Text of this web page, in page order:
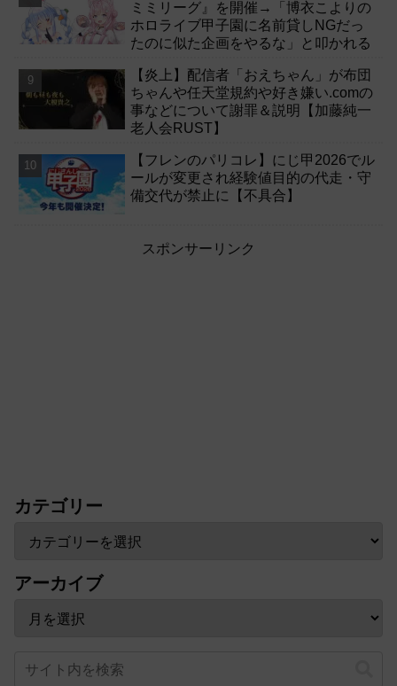
ミミリーグ』を開催→「博衣こよりの
ホロライブ甲子園に名前貸しNGだっ
たのに似た企画をやるな」と叩かれる
【炎上】配信者「おえちゃん」が布団
ちゃんや任天堂規約や好き嫌い.comの
事などについて謝罪＆説明【加藤純一
老人会RUST】
【フレンのパリコレ】にじ甲2026でル
ールが変更され経験値目的の代走・守
備交代が禁止に【不具合】
スポンサーリンク
カテゴリー
アーカイブ